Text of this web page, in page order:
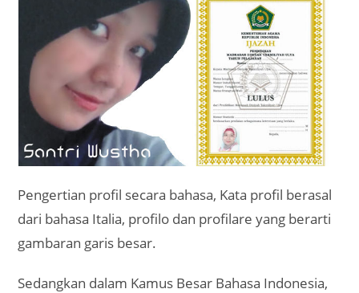
Pengertian profil secara bahasa, Kata profil berasal
dari bahasa Italia, profilo dan profilare yang berarti
gambaran garis besar.
Sedangkan dalam Kamus Besar Bahasa Indonesia,